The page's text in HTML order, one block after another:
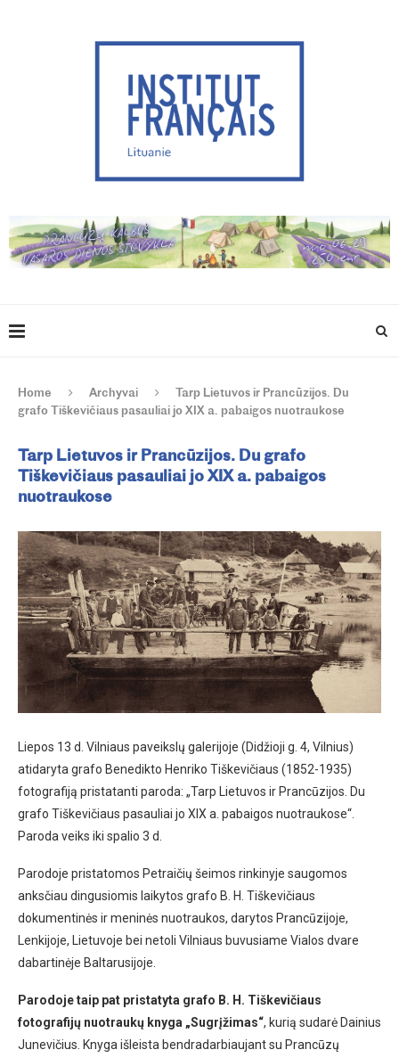
Home Archyvai
Tarp Lietuvos ir Prancūzijos. Du
grafo Tiškevičiaus pasauliai jo XIX a. pabaigos nuotraukose
Tarp Lietuvos ir Prancūzijos. Du grafo
Tiškevičiaus pasauliai jo XIX a. pabaigos
nuotraukose
Liepos 13 d. Vilniaus paveikslų galerijoje (Didžioji g. 4, Vilnius)
atidaryta grafo Benedikto Henriko Tiškevičiaus (1852-1935)
fotografiją pristatanti paroda: „Tarp Lietuvos ir Prancūzijos. Du
grafo Tiškevičiaus pasauliai jo XIX a. pabaigos nuotraukose“.
Paroda veiks iki spalio 3 d.
Parodoje pristatomos Petraičių šeimos rinkinyje saugomos
anksčiau dingusiomis laikytos grafo B. H. Tiškevičiaus
dokumentinės ir meninės nuotraukos, darytos Prancūzijoje,
Lenkijoje, Lietuvoje bei netoli Vilniaus buvusiame Vialos dvare
dabartinėje Baltarusijoje.
Parodoje taip pat pristatyta grafo B. H. Tiškevičiaus
fotografijų nuotraukų knyga „Sugrįžimas“, kurią sudarė Dainius
Junevičius. Knyga išleista bendradarbiaujant su Prancūzų